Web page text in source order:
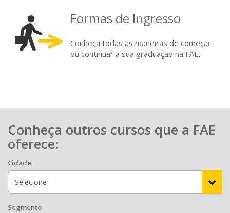
Formas de Ingresso
Conheça todas as maneiras de começar
ou continuar a sua graduação na FAE.
Conheça outros cursos que a FAE
oferece:
Cidade
Segmento